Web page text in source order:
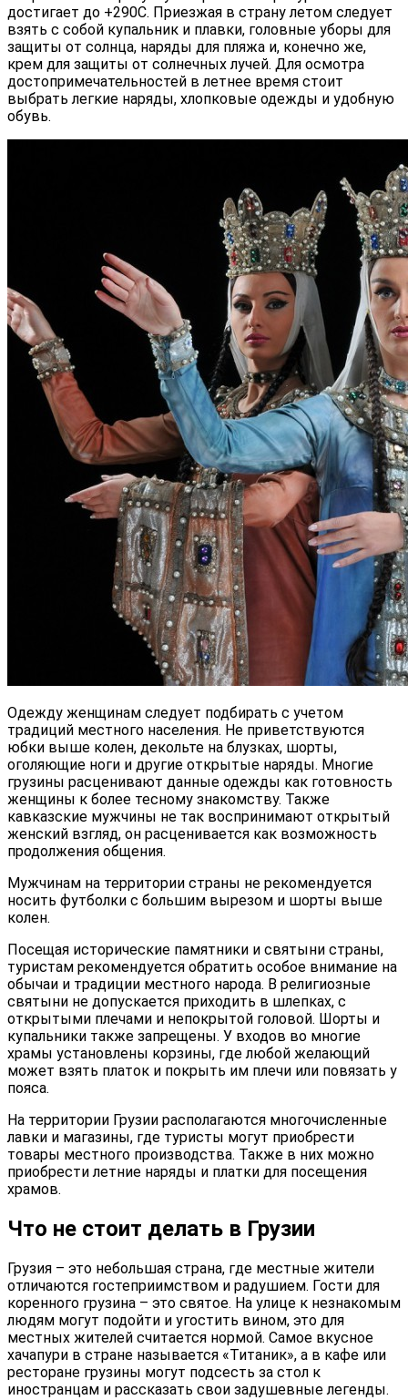
достигает до +290С. Приезжая в страну летом следует
взять с собой купальник и плавки, головные уборы для
защиты от солнца, наряды для пляжа и, конечно же,
крем для защиты от солнечных лучей. Для осмотра
достопримечательностей в летнее время стоит
выбрать легкие наряды, хлопковые одежды и удобную
обувь.
Одежду женщинам следует подбирать с учетом
традиций местного населения. Не приветствуются
юбки выше колен, декольте на блузках, шорты,
оголяющие ноги и другие открытые наряды. Многие
грузины расценивают данные одежды как готовность
женщины к более тесному знакомству. Также
кавказские мужчины не так воспринимают открытый
женский взгляд, он расценивается как возможность
продолжения общения.
Мужчинам на территории страны не рекомендуется
носить футболки с большим вырезом и шорты выше
колен.
Посещая исторические памятники и святыни страны,
туристам рекомендуется обратить особое внимание на
обычаи и традиции местного народа. В религиозные
святыни не допускается приходить в шлепках, с
открытыми плечами и непокрытой головой. Шорты и
купальники также запрещены. У входов во многие
храмы установлены корзины, где любой желающий
может взять платок и покрыть им плечи или повязать у
пояса.
На территории Грузии располагаются многочисленные
лавки и магазины, где туристы могут приобрести
товары местного производства. Также в них можно
приобрести летние наряды и платки для посещения
храмов.
Что не стоит делать в Грузии
Грузия – это небольшая страна, где местные жители
отличаются гостеприимством и радушием. Гости для
коренного грузина – это святое. На улице к незнакомым
людям могут подойти и угостить вином, это для
местных жителей считается нормой. Самое вкусное
хачапури в стране называется «Титаник», а в кафе или
ресторане грузины могут подсесть за стол к
иностранцам и рассказать свои задушевные легенды.